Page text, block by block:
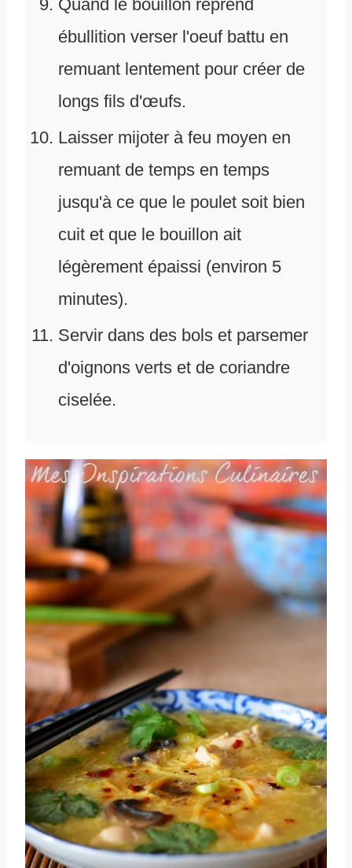
Quand le bouillon reprend
ébullition verser l'oeuf battu en
remuant lentement pour créer de
longs fils d'œufs.
Laisser mijoter à feu moyen en
remuant de temps en temps
jusqu'à ce que le poulet soit bien
cuit et que le bouillon ait
légèrement épaissi (environ 5
minutes).
Servir dans des bols et parsemer
d'oignons verts et de coriandre
ciselée.